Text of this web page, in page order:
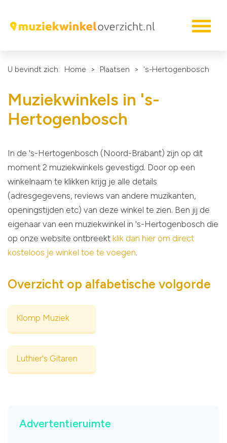
U bevindt zich: Home > Plaatsen > 's-Hertogenbosch
Muziekwinkels in 's-
Hertogenbosch
In de 's-Hertogenbosch (Noord-Brabant) zijn op dit
moment 2 muziekwinkels gevestigd. Door op een
winkelnaam te klikken krijg je alle details
(adresgegevens, reviews van andere muzikanten,
openingstijden etc) van deze winkel te zien. Ben jij de
eigenaar van een muziekwinkel in 's-Hertogenbosch die
op onze website ontbreekt klik dan hier om direct
kosteloos je winkel toe te voegen.
Overzicht op alfabetische volgorde
Klomp Muziek
Luthier's Gitaren
Advertentieruimte